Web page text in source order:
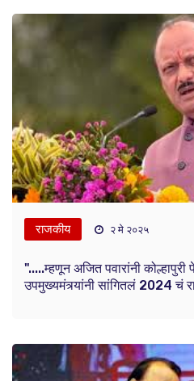
राजकीय २ मे २०२५
".....म्हणून अजित पवारांनी
उपमुख्यमंत्र्यांनी सांगितलं 2024 चं